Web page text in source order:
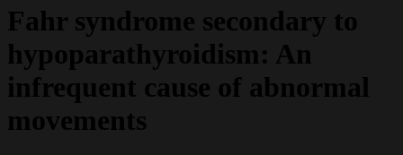
Fahr syndrome secondary to
hypoparathyroidism: An
infrequent cause of abnormal
movements